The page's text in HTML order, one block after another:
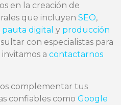
en la creación de
que incluyen SEO,
pauta digital y producción
con especialistas para
a contactarnos
complementar tus
confiables como Google